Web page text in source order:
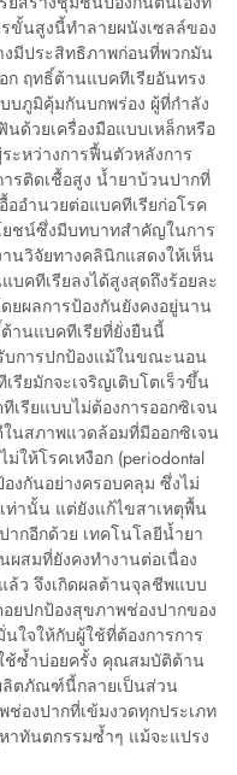
ขั้นสูงนี้ทำลายผนังเซลล์ของ
งมีประสิทธิภาพก่อนที่พวกมัน
ก ฤทธิ์ต้านแบคทีเรียอันทรง
บภูมิคุ้มกันบกพร่อง ผู้ที่กำลัง
ด้วยเครื่องมือแบบเหล็กหรือ
ะหว่างการฟื้นตัวหลังการ
รติดเชื้อสูง น้ำยาบ้วนปากที่
อำนวยต่อแบคทีเรียก่อโรค
ชน์ซึ่งมีบทบาทสำคัญในการ
นวิจัยทางคลินิกแสดงให้เห็น
คทีเรียลงได้สูงสุดถึงร้อยละ
ยผลการป้องกันยังคงอยู่นาน
านแบคทีเรียที่ยั่งยืนนี้
บการปกป้องแม้ในขณะนอน
รียมักจะเจริญเติบโตเร็วขึ้น
รียแบบไม่ต้องการออกซิเจน
ในสภาพแวดล้อมที่มีออกซิเจน
ให้โรคเหงือก (periodontal
งกันอย่างครอบคลุม ซึ่งไม่
ท่านั้น แต่ยังแก้ไขสาเหตุพื้น
กอีกด้วย เทคโนโลยีน้ำยา
สมที่ยังคงทำงานต่อเนื่อง
ล้ว จึงเกิดผลต้านจุลชีพแบบ
อยปกป้องสุขภาพช่องปากของ
จให้กับผู้ใช้ที่ต้องการการ
ช้ซ้ำบ่อยครั้ง คุณสมบัติต้าน
ลิตภัณฑ์นี้กลายเป็นส่วน
องปากที่เข้มงวดทุกประเภท
าทันตกรรมซ้ำๆ แม้จะแปรง